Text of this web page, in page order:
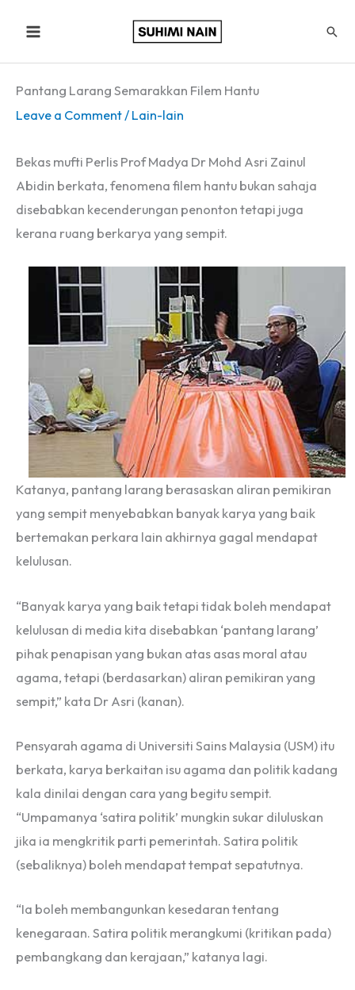
content
Pantang Larang Semarakkan Filem Hantu
Leave a Comment / Lain-lain
Bekas mufti Perlis Prof Madya Dr Mohd Asri Zainul
Abidin berkata, fenomena filem hantu bukan sahaja
disebabkan kecenderungan penonton tetapi juga
kerana ruang berkarya yang sempit.
Katanya, pantang larang berasaskan aliran pemikiran
yang sempit menyebabkan banyak karya yang baik
bertemakan perkara lain akhirnya gagal mendapat
kelulusan.
“Banyak karya yang baik tetapi tidak boleh mendapat
kelulusan di media kita disebabkan ‘pantang larang’
pihak penapisan yang bukan atas asas moral atau
agama, tetapi (berdasarkan) aliran pemikiran yang
sempit,” kata Dr Asri (kanan).
Pensyarah agama di Universiti Sains Malaysia (USM) itu
berkata, karya berkaitan isu agama dan politik kadang
kala dinilai dengan cara yang begitu sempit.
“Umpamanya ‘satira politik’ mungkin sukar diluluskan
jika ia mengkritik parti pemerintah. Satira politik
(sebaliknya) boleh mendapat tempat sepatutnya.
“Ia boleh membangunkan kesedaran tentang
kenegaraan. Satira politik merangkumi (kritikan pada)
pembangkang dan kerajaan,” katanya lagi.